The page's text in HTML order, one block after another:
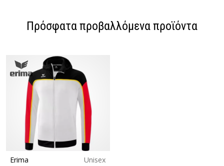
Πρόσφατα προβαλλόμενα προϊόντα
Erima
Unisex